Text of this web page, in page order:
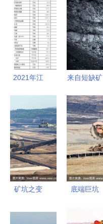
2021年江
发展情况统
计公报
来自短缺矿
告 矿物枯
竭将使人类
无法生产，
采矿业何去
何从？
矿坑之变
底端巨坑
下伤痕与未